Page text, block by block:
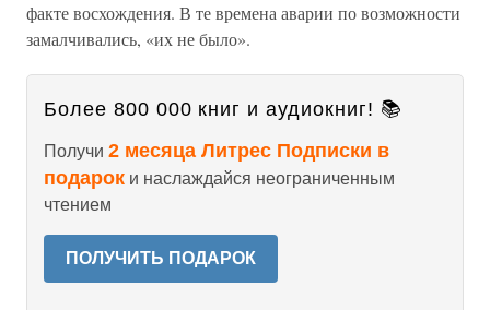
факте восхождения. В те времена аварии по возможности
замалчивались, «их не было».
Более 800 000 книг и аудиокниг! 📚
Получи 2 месяца Литрес Подписки в
подарок и наслаждайся неограниченным
чтением
ПОЛУЧИТЬ ПОДАРОК